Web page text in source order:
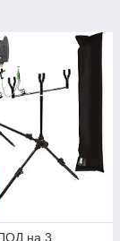
на 3